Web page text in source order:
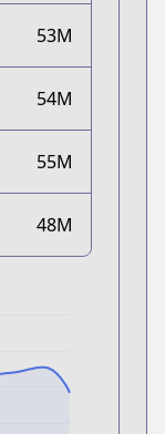
53M
54M
55M
48M